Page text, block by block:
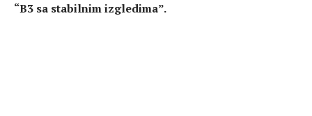
“B3 sa stabilnim izgledima”.